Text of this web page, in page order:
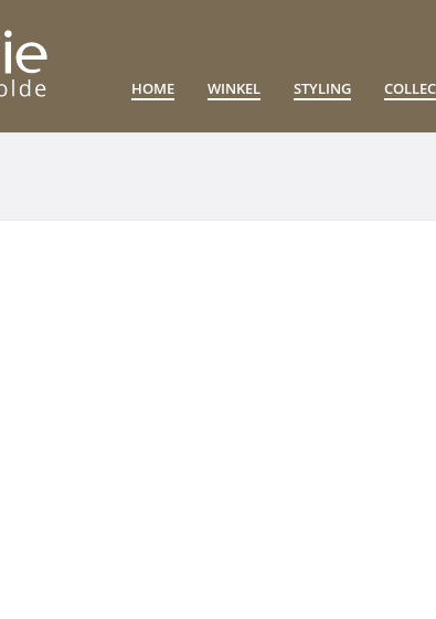
HOME WINKEL STYLING